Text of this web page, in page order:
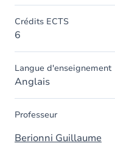
Crédits ECTS
6
Langue d'enseignement
Anglais
Professeur
Berionni Guillaume